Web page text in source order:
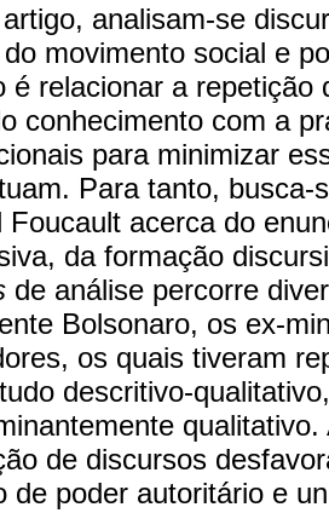
analisam-se
movimento social e
é relacionar a
conhecimento com a
para minimizar
Para tanto,
Foucault acerca do
da formação
de análise percorre
Bolsonaro, os ex-
os quais tiveram
descritivo-
de discursos
de poder autoritário e